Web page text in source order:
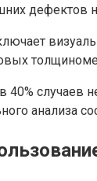
дефектов
40% случаев
анализа